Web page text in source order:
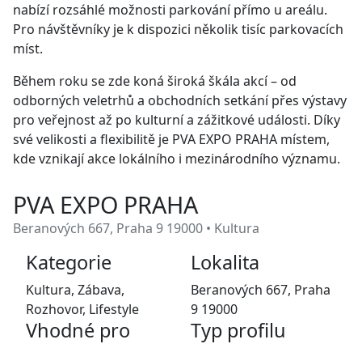
nabízí rozsáhlé možnosti parkování přímo u areálu.
Pro návštěvníky je k dispozici několik tisíc parkovacích
míst.
Během roku se zde koná široká škála akcí – od
odborných veletrhů a obchodních setkání přes výstavy
pro veřejnost až po kulturní a zážitkové události. Díky
své velikosti a flexibilitě je PVA EXPO PRAHA místem,
kde vznikají akce lokálního i mezinárodního významu.
PVA EXPO PRAHA
Beranových 667, Praha 9 19000 • Kultura
Kategorie
Kultura, Zábava,
Rozhovor, Lifestyle
Lokalita
Beranových 667, Praha
9 19000
Vhodné pro Typ profilu